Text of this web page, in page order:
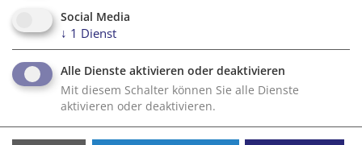
Eine fachkundige Jury, bestehend aus Vertretern der
Wissenschaft, der Wirtschaft, des ÖAMTC und der Stadt
Wien sowie einem Kommunikationsfachmann,
bewertet die Einreichungen.
Die Ausschreibung liegt in Universitäten und
Fachhochschulen in Österreich und den
Social Media
↓ 1 Dienst
Alle Dienste aktivieren oder deaktivieren
Mit diesem Schalter können Sie alle Dienste
aktivieren oder deaktivieren.